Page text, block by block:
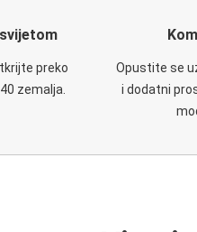
preko
zemalja.
Opustite se
i dodatni